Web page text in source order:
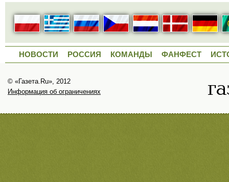
НОВОСТИ РОССИЯ КОМАНДЫ ФАНФЕСТ
© «Газета.Ru», 2012
Информация об ограничениях